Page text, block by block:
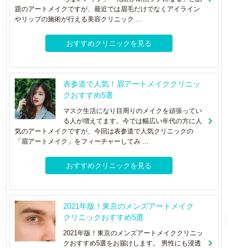
題のアートメイクですが、最近では眉毛だけでなくアイライン
やリップの施術が行える美容クリニック ...
おすすめクリニックを見る
表参道で人気！眉アートメイククリニッ
クおすすめ5選
マスク生活になり目周りのメイクを頑張ってい
る人が増えてます。今では幅広い年代の方に人
気のアートメイクですが、今回は表参道で人気クリニックの
「眉アートメイク」をフィーチャーしてみ ...
おすすめクリニックを見る
2021年版！東京のメンズアートメイク
クリニックおすすめ5選
2021年版！東京のメンズアートメイククリニッ
クおすすめ5選をお届けします。 男性にも浸透